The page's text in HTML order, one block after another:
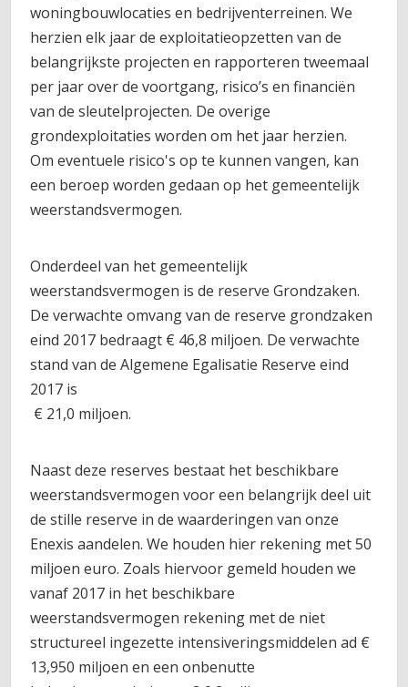
woningbouwlocaties en bedrijventerreinen. We
herzien elk jaar de exploitatieopzetten van de
belangrijkste projecten en rapporteren tweemaal
per jaar over de voortgang, risico’s en financiën
van de sleutelprojecten. De overige
grondexploitaties worden om het jaar herzien.
Om eventuele risico's op te kunnen vangen, kan
een beroep worden gedaan op het gemeentelijk
weerstandsvermogen.
Onderdeel van het gemeentelijk
weerstandsvermogen is de reserve Grondzaken.
De verwachte omvang van de reserve grondzaken
eind 2017 bedraagt € 46,8 miljoen. De verwachte
stand van de Algemene Egalisatie Reserve eind
2017 is
€ 21,0 miljoen.
Naast deze reserves bestaat het beschikbare
weerstandsvermogen voor een belangrijk deel uit
de stille reserve in de waarderingen van onze
Enexis aandelen. We houden hier rekening met 50
miljoen euro. Zoals hiervoor gemeld houden we
vanaf 2017 in het beschikbare
weerstandsvermogen rekening met de niet
structureel ingezette intensiveringsmiddelen ad €
13,950 miljoen en een onbenutte